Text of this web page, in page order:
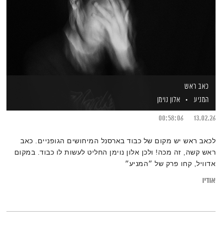
כאב ראש
המניע
אלון נוימן
13.02.26
00:58:06
לכאב ראש יש מקום של כבוד בארסנל המיחושים הגופניים. כאב
ראש קשה, זה מכה! ולכן אלון נוימן החליט לעשות לו כבוד. במקום
אדוויל, קחו פרק של ״המניע״
אודיו